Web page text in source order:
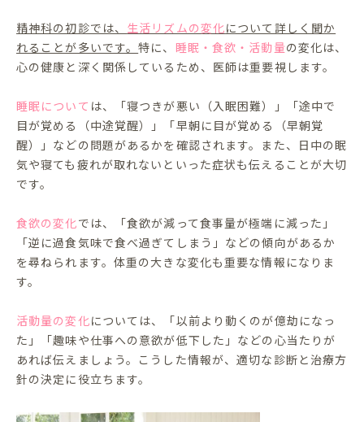
精神科の初診では、 生活リズムの変化について詳しく聞か
れることが多いです。特に、 睡眠・食欲・活動量の変化は、
心の健康と深く関係しているため、医師は重要視します。
睡眠について は、「寝つきが悪い（入眠困難）」「途中で
目が覚める（中途覚醒）」「早朝に目が覚める（早朝覚
醒）」などの問題があるかを確認されます。また、日中の眠
気や寝ても疲れが取れないといった症状も伝えることが大切
です。
食欲の変化では、「食欲が減って食事量が極端に減った」
「逆に過食気味で食べ過ぎてしまう」などの傾向があるか
を尋ねられます。体重の大きな変化も重要な情報になりま
す。
活動量の変化については、「以前より動くのが億劫になっ
た」「趣味や仕事への意欲が低下した」などの心当たりが
あれば伝えましょう。こうした情報が、適切な診断と治療方
針の決定に役立ちます。